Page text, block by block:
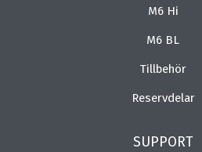
M6 Hi
M6 BL
Tillbehör
Reservdelar
SUPPORT